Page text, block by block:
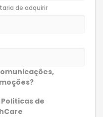
de adquirir
de